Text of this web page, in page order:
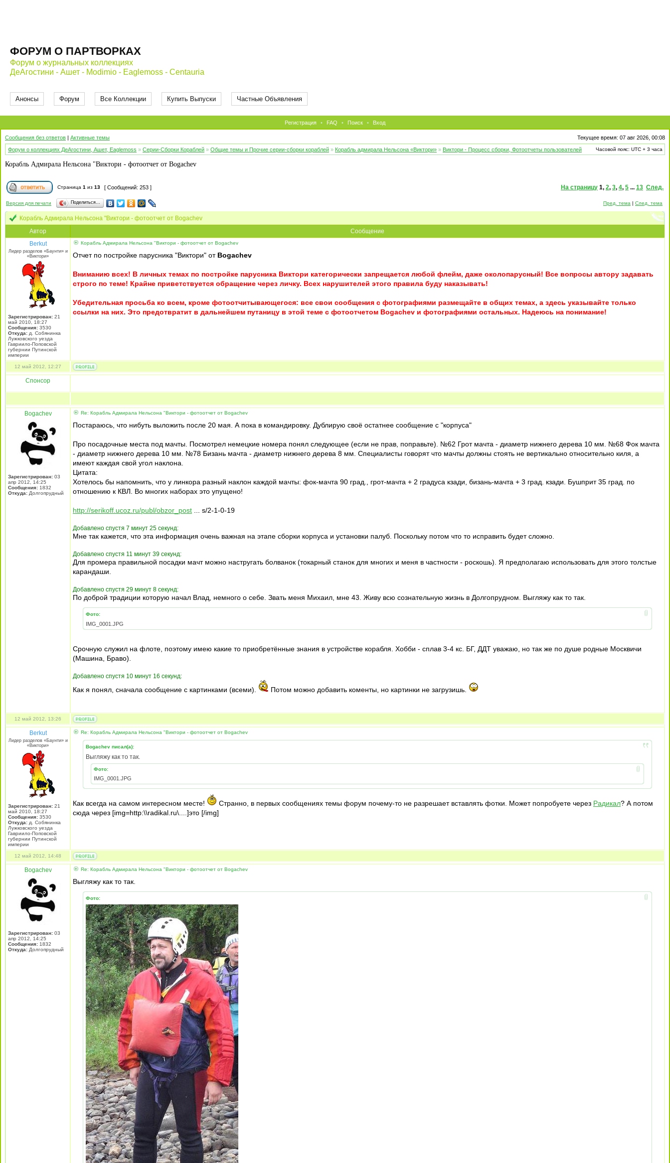
ФОРУМ О ПАРТВОРКАХ
Форум о журнальных коллекциях
ДеАгостини - Ашет - Modimio - Eaglemoss - Centauria
Анонсы Форум Все Коллекции Купить Выпуски Частные Объявления
Регистрация • FAQ • Поиск • Вход
Сообщения без ответов | Активные темы
Текущее время: 07 авг 2026, 00:08
Форум о коллекциях ДеАгостини, Ашет, Eaglemoss » Серии-Сборки Кораблей » Общие темы и Прочие серии-сборки кораблей » Корабль адмирала Нельсона «Виктори» » Виктори - Процесс сборки, Фотоотчеты пользователей Часовой пояс: UTC + 3 часа
Корабль Адмирала Нельсона "Виктори - фотоотчет от Bogachev
Страница 1 из 13 [ Сообщений: 253 ] На страницу 1, 2, 3, 4, 5 ... 13 След.
Версия для печати Поделиться… Пред. тема | След. тема
Корабль Адмирала Нельсона "Виктори - фотоотчет от Bogachev
Автор
Сообщение
Berkut
Лидер разделов «Баунти» и
«Виктори»
Зарегистрирован: 21
май 2010, 18:27
Сообщения: 3530
Откуда: д. Собянинка
Лужковского уезда
Гавриило-Поповской
губернии Путинской
империи
Корабль Адмирала Нельсона "Виктори - фотоотчет от Bogachev
Отчет по постройке парусника "Виктори" от Bogachev
Вниманию всех! В личных темах по постройке парусника Виктори категорически запрещается любой флейм, даже околопарусный! Все вопросы автору задавать
строго по теме! Крайне приветствуется обращение через личку. Всех нарушителей этого правила буду наказывать!
Убедительная просьба ко всем, кроме фотоотчитывающегося: все свои сообщения с фотографиями размещайте в общих темах, а здесь указывайте только
ссылки на них. Это предотвратит в дальнейшем путаницу в этой теме с фотоотчетом Bogachev и фотографиями остальных. Надеюсь на понимание!
12 май 2012, 12:27
Спонсор
Bogachev
Зарегистрирован: 03
апр 2012, 14:25
Сообщения: 1832
Откуда: Долгопрудный
Re: Корабль Адмирала Нельсона "Виктори - фотоотчет от Bogachev
Постараюсь, что нибуть выложить после 20 мая. А пока в командировку. Дублирую своё остатнее сообщение с "корпуса"
Про посадочные места под мачты. Посмотрел немецкие номера понял следующее (если не прав, поправьте). №62 Грот мачта - диаметр нижнего дерева 10 мм. №68 Фок мачта
- диаметр нижнего дерева 10 мм. №78 Бизань мачта - диаметр нижнего дерева 8 мм. Специалисты говорят что мачты должны стоять не вертикально относительно киля, а
имеют каждая свой угол наклона.
Цитата:
Хотелось бы напомнить, что у линкора разный наклон каждой мачты: фок-мачта 90 град., грот-мачта + 2 градуса кзади, бизань-мачта + 3 град. кзади. Бушприт 35 град. по
отношению к КВЛ. Во многих наборах это упущено!
http://serikoff.ucoz.ru/publ/obzor_post ... s/2-1-0-19
Добавлено спустя 7 минут 25 секунд:
Мне так кажется, что эта информация очень важная на этапе сборки корпуса и установки палуб. Поскольку потом что то исправить будет сложно.
Добавлено спустя 11 минут 39 секунд:
Для промера правильной посадки мачт можно настругать болванок (токарный станок для многих и меня в частности - роскошь). Я предполагаю использовать для этого толстые
карандаши.
Добавлено спустя 29 минут 8 секунд:
По доброй традиции которую начал Влад, немного о себе. Звать меня Михаил, мне 43. Живу всю сознательную жизнь в Долгопрудном. Выгляжу как то так.
Фото:
IMG_0001.JPG
Срочную служил на флоте, поэтому имею какие то приобретённые знания в устройстве корабля. Хобби - сплав 3-4 кс. БГ, ДДТ уважаю, но так же по душе родные Москвичи
(Машина, Браво).
Добавлено спустя 10 минут 16 секунд:
Как я понял, сначала сообщение с картинками (всеми). Потом можно добавить коменты, но картинки не загрузишь.
12 май 2012, 13:26
Berkut
Лидер разделов «Баунти» и
«Виктори»
Зарегистрирован: 21
май 2010, 18:27
Сообщения: 3530
Откуда: д. Собянинка
Лужковского уезда
Гавриило-Поповской
губернии Путинской
империи
Re: Корабль Адмирала Нельсона "Виктори - фотоотчет от Bogachev
Bogachev писал(а):
Выгляжу как то так.
Фото:
IMG_0001.JPG
Как всегда на самом интересном месте! Странно, в первых сообщениях темы форум почему-то не разрешает вставлять фотки. Может попробуете через Радикал? А потом
сюда через [img=http:\\radikal.ru\....]это [/img]
12 май 2012, 14:48
Bogachev
Зарегистрирован: 03
апр 2012, 14:25
Сообщения: 1832
Откуда: Долгопрудный
Re: Корабль Адмирала Нельсона "Виктори - фотоотчет от Bogachev
Выгляжу как то так.
Фото: